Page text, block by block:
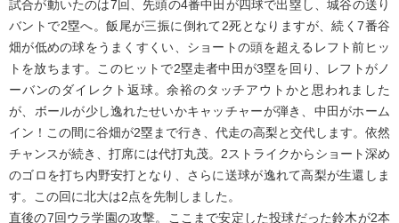
試合が動いたのは7回、先頭の4番中田が四球で出塁し、城谷の送り
バントで2塁へ。飯尾が三振に倒れて2死となりますが、続く7番谷
畑が低めの球をうまくすくい、ショートの頭を超えるレフト前ヒッ
トを放ちます。このヒットで2塁走者中田が3塁を回り、レフトがノ
ーバンのダイレクト返球。余裕のタッチアウトかと思われました
が、ボールが少し逸れたせいかキャッチャーが弾き、中田がホーム
イン！この間に谷畑が2塁まで行き、代走の高梨と交代します。依然
チャンスが続き、打席には代打丸茂。2ストライクからショート深め
のゴロを打ち内野安打となり、さらに送球が逸れて高梨が生還しま
す。この回に北大は2点を先制しました。
直後の7回ウラ学園の攻撃。ここまで安定した投球だった鈴木が2本